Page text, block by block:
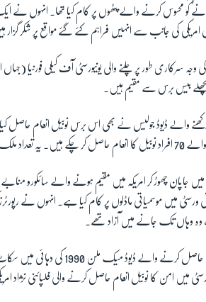
کو محسوس کرنے والے پٹھوں پر کام کیا تھا۔ انہوں
کی جانب سے انہیں فراہم کئے گئے مواقع پر شکر گزار
وجہ سرکاری طور پر چلنے والی یونیورسٹی آف کیلی فورنیا
پچھلے بیس برس سے مقیم ہیں۔
رکھنے والے ڈیوڈ جولیس نے بھی اس برس نوبیل انعام
والے70 افراد نوبیل کا انعام حاصل کر چکے ہیں۔ یہ تعداد
میں جاپان چھوڑ کر امریکہ میں مقیم ہونے والے سائکورو
ورسٹی میں موسمیاتی ماڈلوں پر کام کیا ہے۔ انہوں نے
وہ وہاں تک جانے میں آزاد تھے۔
حاصل کرنے والے ڈیوڈ میک ملن1990 کی دہائی میں
میں امن کا نوبیل انعام حاصل کرنے والی فلپائنی نژاد